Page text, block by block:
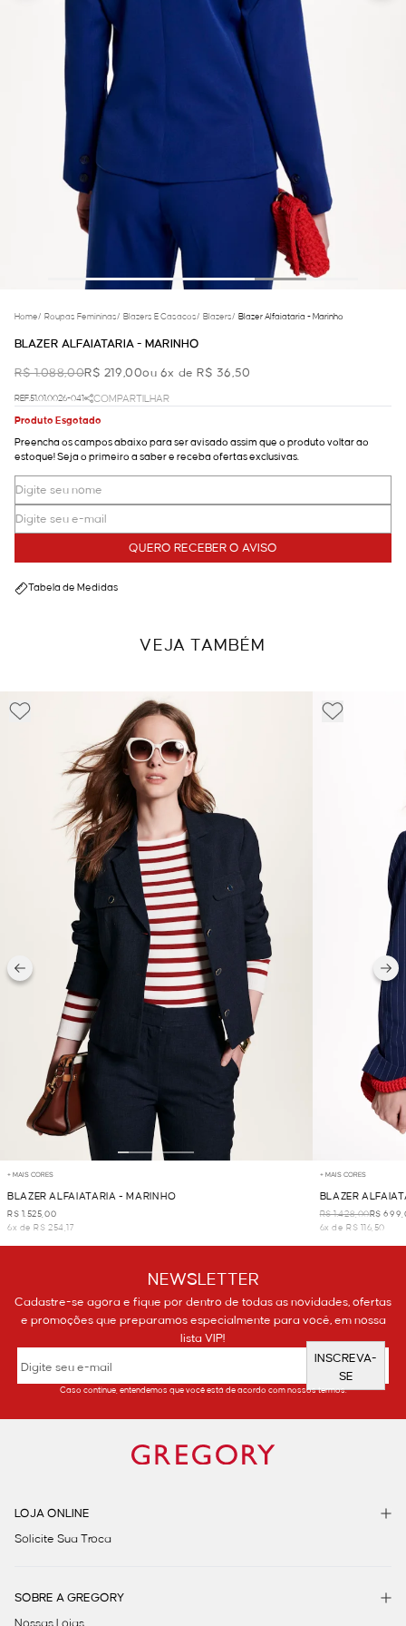
Home/ Roupas Femininas/ Blazers E Casacos/ Blazers/ Blazer Alfaiataria - Marinho
BLAZER ALFAIATARIA - MARINHO
R$ 1.088,00R$ 219,00ou 6x de R$ 36,50
REF.51.01.0026-041
COMPARTILHAR
Produto Esgotado
Preencha os campos abaixo para ser avisado assim que o produto voltar ao
estoque! Seja o primeiro a saber e receba ofertas exclusivas.
QUERO RECEBER O AVISO
Tabela de Medidas
VEJA TAMBÉM
+ MAIS CORES
BLAZER ALFAIATARIA - MARINHO
R$ 1.525,00
6x de R$ 254,17
+ MAIS CORES
BLAZER
R$ 1.428,00R$
6x de R$ 116,50
NEWSLETTER
Cadastre-se agora e fique por dentro de todas as novidades, ofertas
e promoções que preparamos especialmente para você, em nossa
lista VIP!
INSCREVA-
SE
Caso continue, entendemos que você está de acordo com nossos termos.
LOJA ONLINE
Solicite Sua Troca
SOBRE A GREGORY